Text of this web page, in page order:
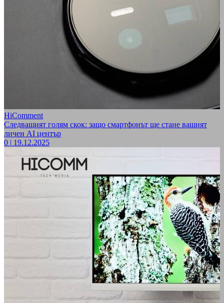
HiComment
Следващият голям скок: защо смартфонът ще стане вашият
личен AI център
0 | 19.12.2025